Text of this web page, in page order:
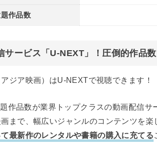
題作品数
サービス「U-NEXT」！圧倒的作品
ジア映画）はU-NEXTで視聴できます！
作品数が業界トップクラスの動画配信サ
まで、幅広いジャンルのコンテンツを楽
最新作のレンタルや書籍の購入に充てる